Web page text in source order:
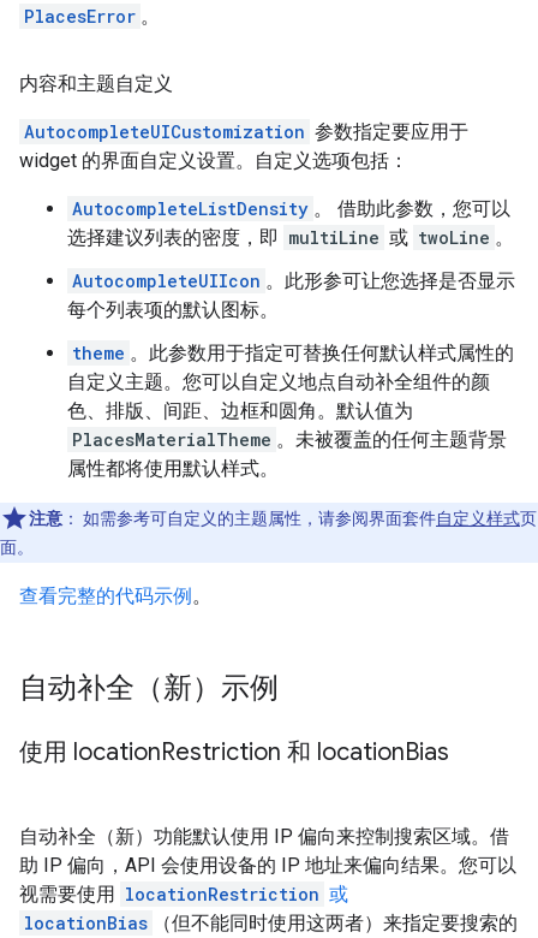
PlacesError 。
内容和主题自定义
AutocompleteUICustomization 参数指定要应用于
widget 的界面自定义设置。自定义选项包括：
AutocompleteListDensity 。 借助此参数，您可以
选择建议列表的密度，即 multiLine 或 twoLine 。
AutocompleteUIIcon 。此形参可让您选择是否显示
每个列表项的默认图标。
theme 。此参数用于指定可替换任何默认样式属性的
自定义主题。您可以自定义地点自动补全组件的颜
色、排版、间距、边框和圆角。默认值为
PlacesMaterialTheme 。未被覆盖的任何主题背景
属性都将使用默认样式。
注意 ： 如需参考可自定义的主题属性，请参阅界面套件自定义样式页
面。
查看完整的代码示例。
自动补全（新）示例
使用 locationRestriction 和 locationBias
自动补全（新）功能默认使用 IP 偏向来控制搜索区域。借
助 IP 偏向，API 会使用设备的 IP 地址来偏向结果。您可以
视需要使用 locationRestriction 或
locationBias
（但不能同时使用这两者）来指定要搜索的